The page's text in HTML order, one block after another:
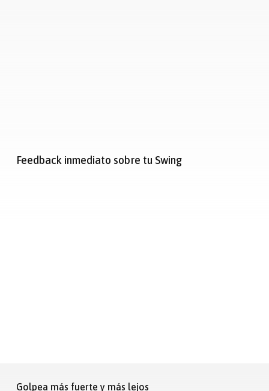
Feedback inmediato sobre tu Swing
Golpea más fuerte y más lejos